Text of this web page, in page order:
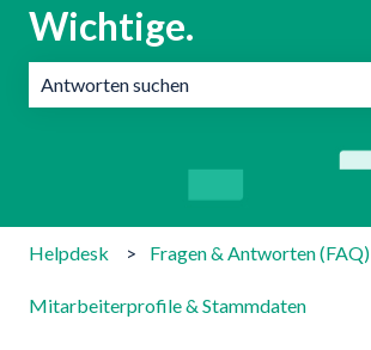
Wichtige.
Helpdesk Fragen & Antworten (FAQ)
Mitarbeiterprofile & Stammdaten